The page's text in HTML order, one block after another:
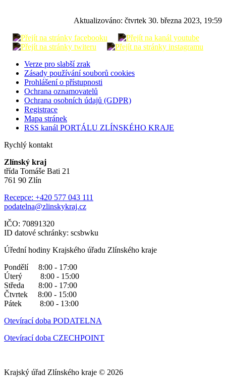
Aktualizováno: čtvrtek 30. března 2023, 19:59
Verze pro slabší zrak
Zásady používání souborů cookies
Prohlášení o přístupnosti
Ochrana oznamovatelů
Ochrana osobních údajů (GDPR)
Registrace
Mapa stránek
RSS kanál PORTÁLU ZLÍNSKÉHO KRAJE
Rychlý kontakt
Zlínský kraj
třída Tomáše Bati 21
761 90 Zlín
Recepce: +420 577 043 111
podatelna@zlinskykraj.cz
IČO: 70891320
ID datové schránky: scsbwku
Úřední hodiny Krajského úřadu Zlínského kraje
Pondělí 8:00 - 17:00
Úterý 8:00 - 15:00
Středa 8:00 - 17:00
Čtvrtek 8:00 - 15:00
Pátek 8:00 - 13:00
Otevírací doba PODATELNA
Otevírací doba CZECHPOINT
Krajský úřad Zlínského kraje © 2026